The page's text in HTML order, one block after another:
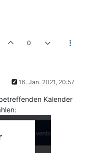
0
16. Jan. 2021, 20:57
Kalender